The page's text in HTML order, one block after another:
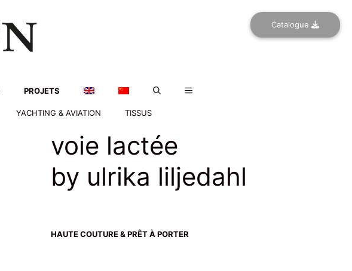
Catalogue
PROJETS
YACHTING & AVIATION TISSUS
voie lactée
by ulrika liljedahl
HAUTE COUTURE & PRÊT À PORTER